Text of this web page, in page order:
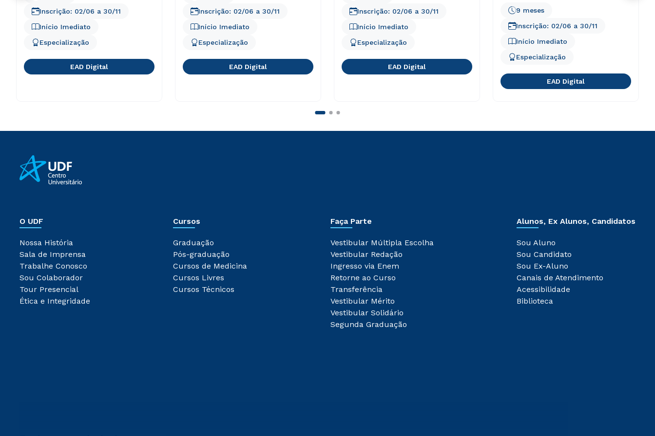
Início Imediato
Especialização
Inscrição: 02/06 a 30/11
EAD Digital
Início Imediato
Especialização
Inscrição: 02/06 a 30/11
EAD Digital
Início Imediato
Especialização
Inscrição: 02/06 a 30/11
EAD Digital
Início Imediato
9 meses
Especialização
Inscrição: 02/06 a 30/11
EAD Digital
O UDF
Nossa História
Sala de Imprensa
Trabalhe Conosco
Sou Colaborador
Tour Presencial
Ética e Integridade
Cursos
Graduação
Pós-graduação
Cursos de Medicina
Cursos Livres
Cursos Técnicos
Faça Parte
Vestibular Múltipla Escolha
Vestibular Redação
Ingresso via Enem
Retorne ao Curso
Transferência
Vestibular Mérito
Vestibular Solidário
Segunda Graduação
Alunos, Ex Alunos, Candidatos
Sou Aluno
Sou Candidato
Sou Ex-Aluno
Canais de Atendimento
Acessibilidade
Biblioteca